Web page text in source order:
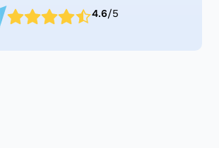
4.6/5